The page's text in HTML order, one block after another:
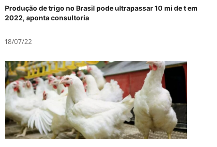
Produção de trigo no Brasil pode ultrapassar 10 mi de t em
2022, aponta consultoria
18/07/22